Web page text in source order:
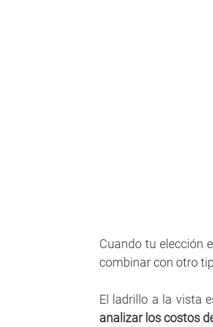
Cuando tu elección
combinar con otro
El ladrillo a la vista
analizar los costos